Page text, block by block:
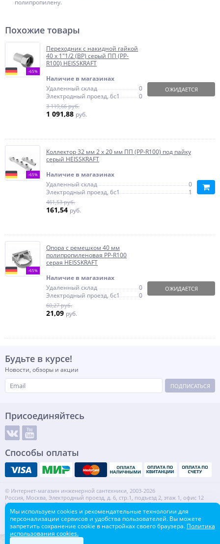
полипропилену.
Похожие товары
-65%
Переходник с накидной гайкой
40 х 1"1/2 (ВР) серый ПП (PP-
R100) HEISSKRAFT
Наличие в магазинах
Удаленный склад
0
Электродный проезд, 6с1
0
3 119,66 руб.
1 091,88 руб.
ОЖИДАЕТСЯ
-65%
Коллектор 32 мм 2 х 20 мм ПП (PP-R100) под пайку
серый HEISSKRAFT
Наличие в магазинах
Удаленный склад
0
Электродный проезд, 6с1
1
461,53 руб.
161,54 руб.
-65%
Опора с ремешком 40 мм
полипропиленовая PP-R100
серая HEISSKRAFT
Наличие в магазинах
Удаленный склад
0
Электродный проезд, 6с1
0
60,27 руб.
21,09 руб.
ОЖИДАЕТСЯ
Будьте в курсе!
Новости, обзоры и акции
ПОДПИСАТЬСЯ
Присоединяйтесь
Способы оплаты
© Интернет-магазин инженерной сантехники, 2003-2026
Россия, Москва, Электродный проезд, д. 6, стр.1, подъезд 2, этаж 1, офис 12
Информация на сайте не является публичной офертой.
ИНН: 7720553918 КПП: 772001001
Контакты Карта сайта
Мы используем cookies и рекомендательные технологии для
персонализации сервисов и удобства пользователей. Вы можете
запретить сохранение cookie в настройках своего браузера. Политика
использования cookies.